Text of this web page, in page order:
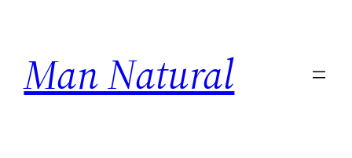
tartalomhoz
Man Natural